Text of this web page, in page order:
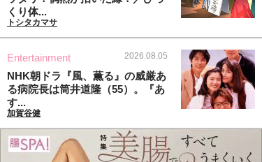
くり体...
トシタカマサ
Entertainment 2026.08.05
NHK朝ドラ『風、薫る』の威厳あ
る病院長は筒井道隆（55）。『あ
す...
加賀谷健